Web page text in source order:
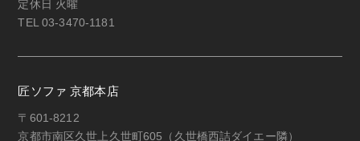
定休日 火曜
TEL 03-3470-1181
匠ソファ 京都本店
〒601-8212
京都市南区久世上久世町605（久世橋西詰ダイエー隣）